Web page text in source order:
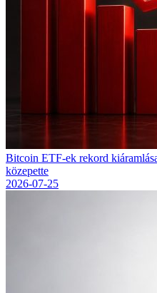
Bitcoin ETF-ek rekord
közepette
2026-07-25